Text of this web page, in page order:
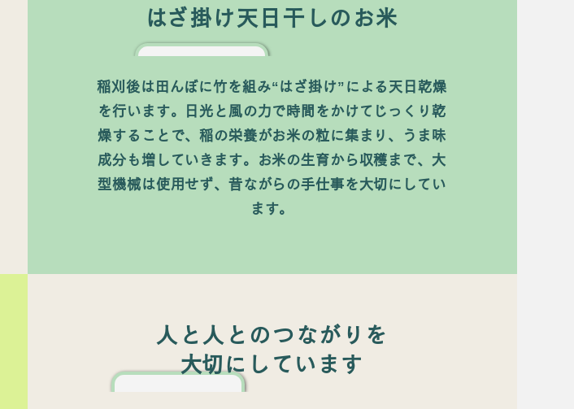
​はざ掛け天日干しのお米
稲刈後は田んぼに竹を組み“はざ掛け”による天日乾燥
を行います。日光と風の力で時間をかけてじっくり乾
燥することで、稲の栄養がお米の粒に集まり、うま味
成分も増していきます。お米の生育から収穫まで、大
型機械は使用せず、昔ながらの手仕事を大切にしてい
ます。
人と人とのつながりを
​大切にしています